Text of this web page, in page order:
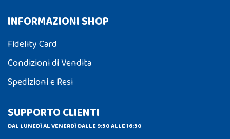
INFORMAZIONI SHOP
Fidelity Card
Condizioni di Vendita
Spedizioni e Resi
SUPPORTO CLIENTI
DAL LUNEDÌ AL VENERDÌ DALLE 9:30 ALLE 16:30